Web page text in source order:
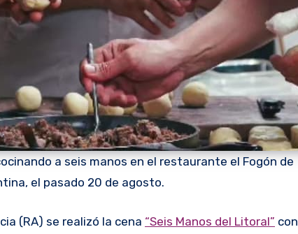
a seis manos en el restaurante el Fogón de
el pasado 20 de agosto.
(RA) se realizó la cena “Seis Manos del Litoral” con